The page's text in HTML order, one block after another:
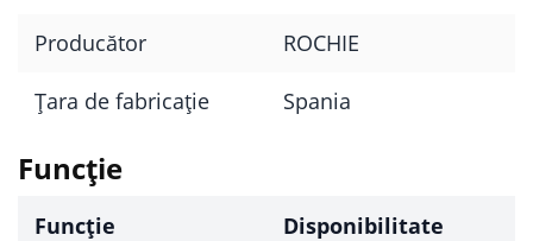
Producător ROCHIE
Țara de fabricație Spania
Funcţie
Funcţie Disponibilitate